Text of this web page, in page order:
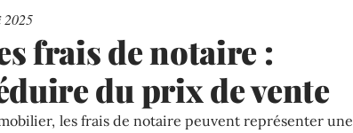
2025
frais de notaire :
du prix de vente
les frais de notaire peuvent représenter une